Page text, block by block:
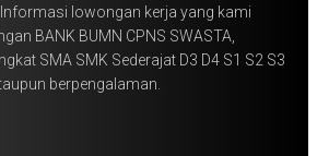
lowongan kerja yang kami
BANK BUMN CPNS SWASTA,
SMA SMK Sederajat D3 D4 S1 S2 S3
berpengalaman.